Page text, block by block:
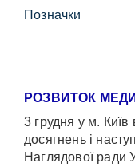
Позначки
РОЗВИТОК
3 грудня у м.
досягнень і
Наглядової ради